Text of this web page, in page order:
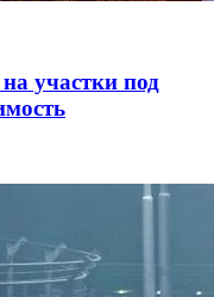
участки под